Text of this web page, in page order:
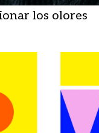
los olores